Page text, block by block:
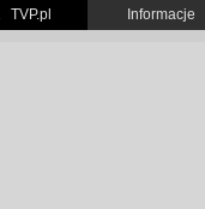
TVP.pl Informacje